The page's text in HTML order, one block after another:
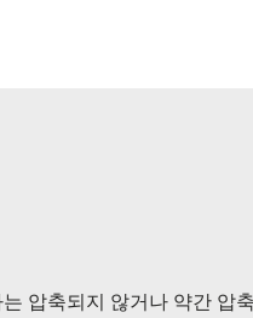
압축되지 않거나 약간 압